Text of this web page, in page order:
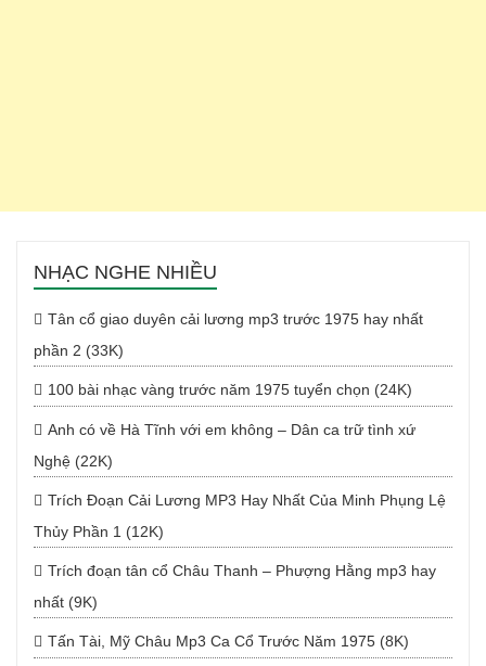
NHẠC NGHE NHIỀU
Tân cổ giao duyên cải lương mp3 trước 1975 hay nhất
phần 2 (33K)
100 bài nhạc vàng trước năm 1975 tuyển chọn (24K)
Anh có về Hà Tĩnh với em không – Dân ca trữ tình xứ
Nghệ (22K)
Trích Đoạn Cải Lương MP3 Hay Nhất Của Minh Phụng Lệ
Thủy Phần 1 (12K)
Trích đoạn tân cổ Châu Thanh – Phượng Hằng mp3 hay
nhất (9K)
Tấn Tài, Mỹ Châu Mp3 Ca Cổ Trước Năm 1975 (8K)